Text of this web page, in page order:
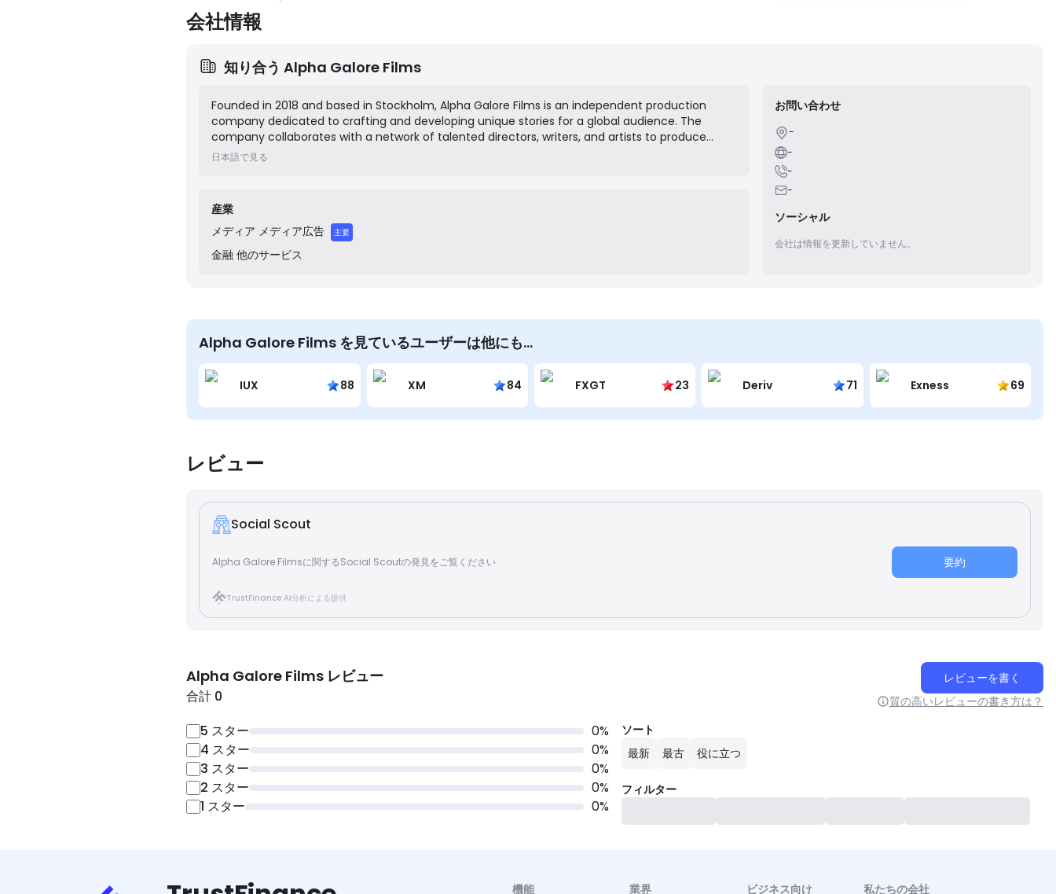
会社情報
知り合う Alpha Galore Films
Founded in 2018 and based in Stockholm, Alpha Galore Films is an independent production
company dedicated to crafting and developing unique stories for a global audience. The
company collaborates with a network of talented directors, writers, and artists to produce
high-quality cinematic content, including feature films, documentaries, and television series.
日本語で見る
産業
メディア メディア広告 主要
金融 他のサービス
お問い合わせ
-
-
-
-
ソーシャル
会社は情報を更新していません。
Alpha Galore Films を見ているユーザーは他にも…
IUX 88 XM 84 FXGT 23 Deriv 71 Exness 69
レビュー
Social Scout
Alpha Galore Filmsに関するSocial Scoutの発見をご覧ください 要約
TrustFinance AI分析による提供
Alpha Galore Films レビュー
合計 0
レビューを書く
質の高いレビューの書き方は？
5 スター 0%
4 スター 0%
3 スター 0%
2 スター 0%
1 スター 0%
ソート
最新
最古 役に立つ
フィルター
機能 業界 ビジネス向け 私たちの会社